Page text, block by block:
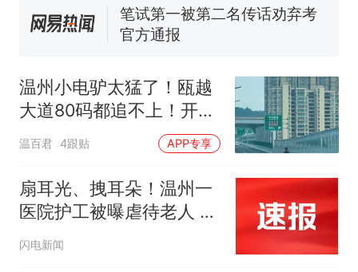
来源：参考消息）
笔试第一被第二名传话劝弃考
官方通报
热 制裁瓜子饺子，美国怕什
么？
温州小电驴太猛了！瓯越
大道80码都追不上！开飞
温百君 4跟贴 APP专享
扇耳光、拽耳朵！温州一
医院护工被曝虐待老人 医
院：打人者均已被拘
闪电新闻